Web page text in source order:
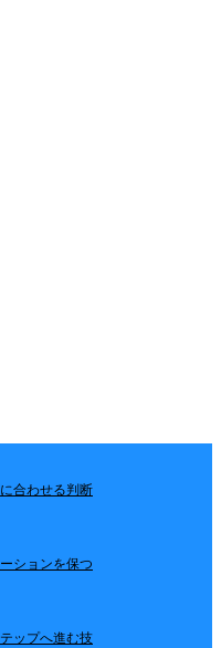
合わせる判断
ションを保つ
ップへ進む技